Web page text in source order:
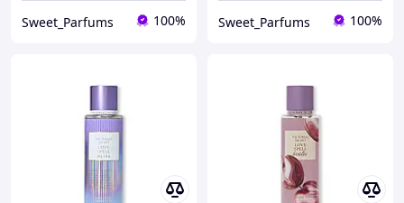
Sweet_Parfums 100% Sweet_Parfums 100%